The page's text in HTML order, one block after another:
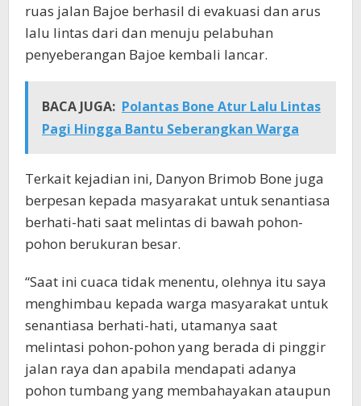
ruas jalan Bajoe berhasil di evakuasi dan arus
lalu lintas dari dan menuju pelabuhan
penyeberangan Bajoe kembali lancar.
BACA JUGA: Polantas Bone Atur Lalu Lintas
Pagi Hingga Bantu Seberangkan Warga
Terkait kejadian ini, Danyon Brimob Bone juga
berpesan kepada masyarakat untuk senantiasa
berhati-hati saat melintas di bawah pohon-
pohon berukuran besar.
“Saat ini cuaca tidak menentu, olehnya itu saya
menghimbau kepada warga masyarakat untuk
senantiasa berhati-hati, utamanya saat
melintasi pohon-pohon yang berada di pinggir
jalan raya dan apabila mendapati adanya
pohon tumbang yang membahayakan ataupun